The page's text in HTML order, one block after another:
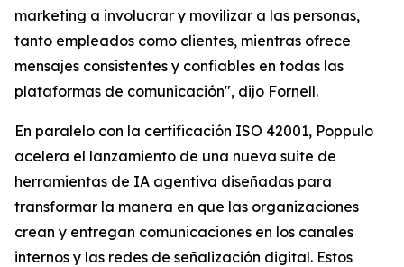
marketing a involucrar y movilizar a las personas,
tanto empleados como clientes, mientras ofrece
mensajes consistentes y confiables en todas las
plataformas de comunicación", dijo Fornell.
En paralelo con la certificación ISO 42001, Poppulo
acelera el lanzamiento de una nueva suite de
herramientas de IA agentiva diseñadas para
transformar la manera en que las organizaciones
crean y entregan comunicaciones en los canales
internos y las redes de señalización digital. Estos